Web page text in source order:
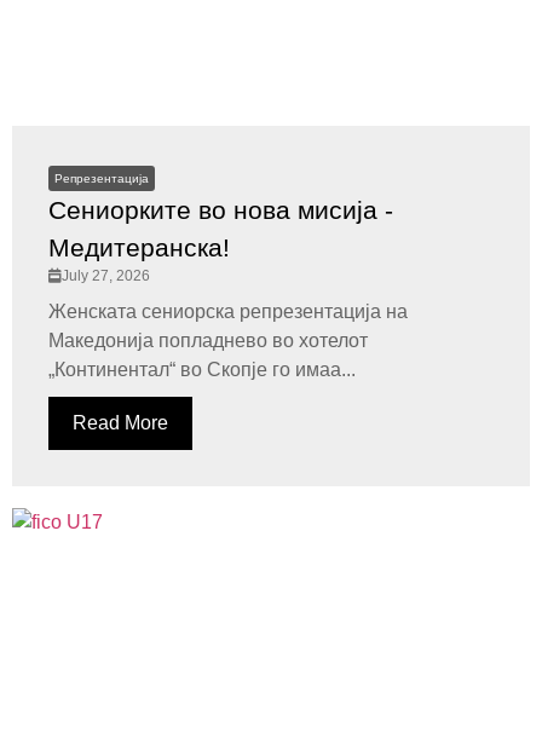
Репрезентација
Сениорките во нова мисија -
Медитеранска!
July 27, 2026
Женската сениорска репрезентација на
Македонија попладнево во хотелот
„Континентал“ во Скопје го имаа...
Read More